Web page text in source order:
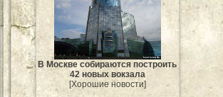
В Москве собираются построить
42 новых вокзала
[Хорошие новости]